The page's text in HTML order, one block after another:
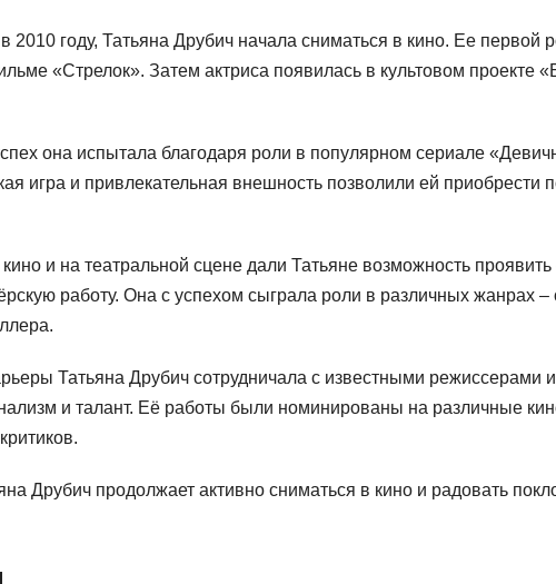
2010 году, Татьяна Друбич начала сниматься в кино. Ее первой
«Стрелок». Затем актриса появилась в культовом проекте
она испытала благодаря роли в популярном сериале
игра и привлекательная внешность позволили ей приобрести
и на театральной сцене дали Татьяне возможность проявить
работу. Она с успехом сыграла роли в различных жанрах
Татьяна Друбич сотрудничала с известными режиссерами
и талант. Её работы были номинированы на различные
Друбич продолжает активно сниматься в кино и радовать